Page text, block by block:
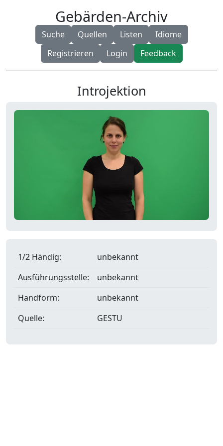
Gebärden-Archiv
Suche Quellen Listen
Idiome
Registrieren
Login Feedback
Introjektion
1/2 Händig:
unbekannt
Ausführungsstelle:
unbekannt
Handform:
unbekannt
Quelle:
GESTU